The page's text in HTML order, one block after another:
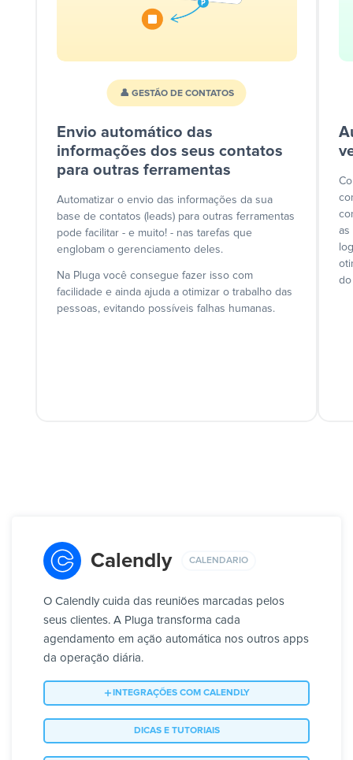
👤 GESTÃO DE CONTATOS
Envio automático das
informações dos seus contatos
para outras ferramentas
Automatizar o envio das informações da sua
base de contatos (leads) para outras ferramentas
pode facilitar - e muito! - nas tarefas que
englobam o gerenciamento deles.
Na Pluga você consegue fazer isso com
facilidade e ainda ajuda a otimizar o trabalho das
pessoas, evitando possíveis falhas humanas.
as
do
Calendly CALENDARIO
O Calendly cuida das reuniões marcadas pelos
seus clientes. A Pluga transforma cada
agendamento em ação automática nos outros apps
da operação diária.
INTEGRAÇÕES COM CALENDLY
DICAS E TUTORIAIS